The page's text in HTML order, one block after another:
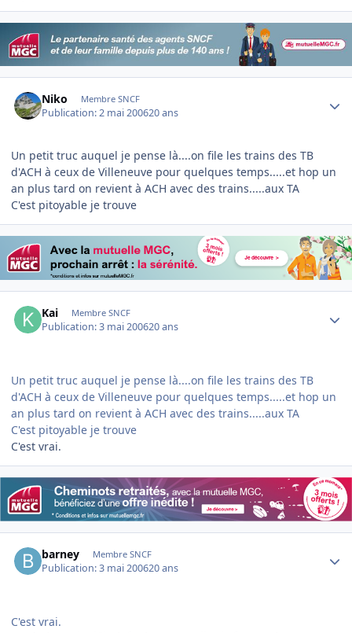
Niko Membre SNCF
Publication:2 mai 200620 ans
Un petit truc auquel je pense là....on file les trains des TB
d'ACH à ceux de Villeneuve pour quelques temps.....et hop un
an plus tard on revient à ACH avec des trains.....aux TA
C'est pitoyable je trouve
Kai Membre SNCF
Publication:3 mai 200620 ans
Un petit truc auquel je pense là....on file les trains des TB
d'ACH à ceux de Villeneuve pour quelques temps.....et hop un
an plus tard on revient à ACH avec des trains.....aux TA
C'est pitoyable je trouve
C'est vrai.
barney Membre SNCF
Publication:3 mai 200620 ans
C'est vrai.